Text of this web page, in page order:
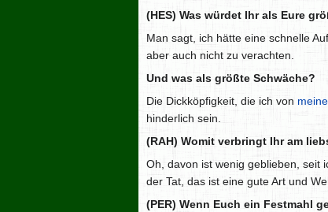
(HES) Was würdet Ihr als Eure
Man sagt, ich hätte eine schnelle
aber auch nicht zu verachten.
Und was als größte Schwäche?
Die Dickköpfigkeit, die ich von
hinderlich sein.
(RAH) Womit verbringt Ihr am
Oh, davon ist wenig geblieben, seit
der Tat, das ist eine gute Art und
(PER) Wenn Euch ein Festmahl